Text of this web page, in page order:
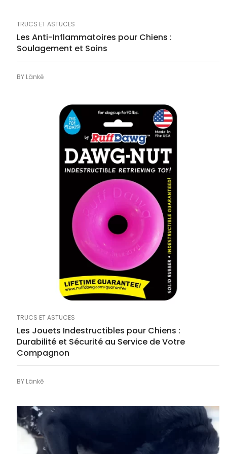
TRUCS ET ASTUCES
Les Anti-Inflammatoires pour Chiens :
Soulagement et Soins
BY Länkē
TRUCS ET ASTUCES
Les Jouets Indestructibles pour Chiens :
Durabilité et Sécurité au Service de Votre
Compagnon
BY Länkē